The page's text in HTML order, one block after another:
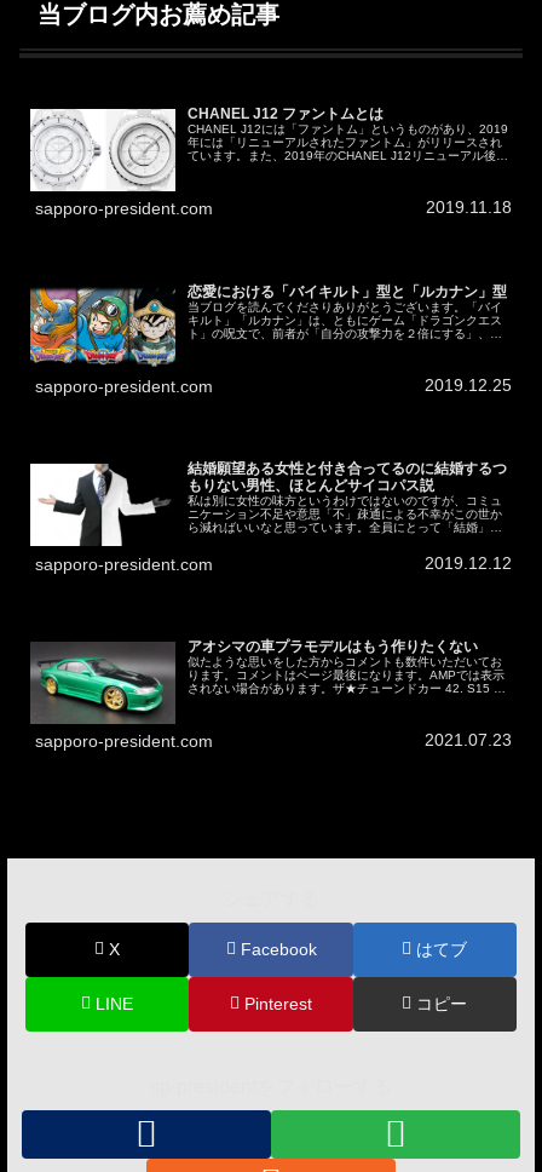
当ブログ内お薦め記事
CHANEL J12 ファントムとは
CHANEL J12には「ファントム」というものがあり、2019
年には「リニューアルされたファントム」がリリースされ
ています。また、2019年のCHANEL J12リニューアル後で
sapporo-president.com 2019.11.18
恋愛における「バイキルト」型と「ルカナン」型
当ブログを読んでくださりありがとうございます。「バイ
キルト」「ルカナン」は、ともにゲーム「ドラゴンクエス
ト」の呪文で、前者が「自分の攻撃力を２倍にする」、後
sapporo-president.com 2019.12.25
結婚願望ある女性と付き合ってるのに結婚するつ
もりない男性、ほとんどサイコパス説
私は別に女性の味方というわけではないのですが、コミュ
ニケーション不足や意思「不」疎通による不幸がこの世か
ら減ればいいなと思っています。全員にとって「結婚」
sapporo-president.com 2019.12.12
アオシマの車プラモデルはもう作りたくない
似たような思いをした方からコメントも数件いただいてお
ります。コメントはページ最後になります。AMPでは表示
されない場合があります。ザ★チューンドカー 42. S15 シ
sapporo-president.com 2021.07.23
X Facebook はてブ
LINE Pinterest コピー